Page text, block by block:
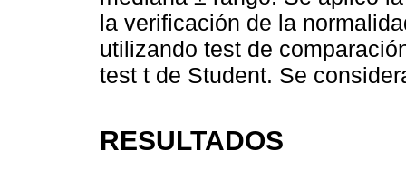
la verificación de la
utilizando test de
test t de Student. Se
RESULTADOS